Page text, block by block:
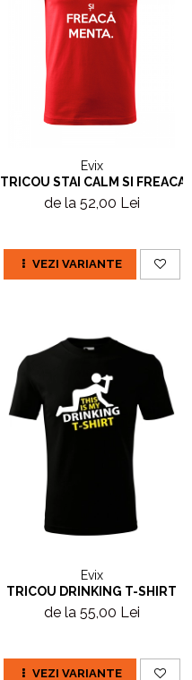
Evix
TRICOU STAI CALM SI FREACA
de la 52,00 Lei
VEZI VARIANTE
Evix
TRICOU DRINKING T-SHIRT
de la 55,00 Lei
VEZI VARIANTE